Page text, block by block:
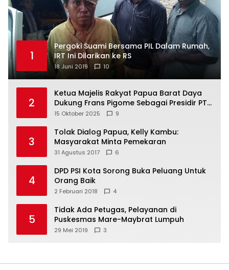
1
Pergoki Suami Bersama PIL Dalam Rumah,
IRT Ini Dilarikan ke RS
18 Juni 2019 10
2
Ketua Majelis Rakyat Papua Barat Daya
Dukung Frans Pigome Sebagai Presidir PT
Freeport Indonesia
15 Oktober 2025 9
3
Tolak Dialog Papua, Kelly Kambu:
Masyarakat Minta Pemekaran
31 Agustus 2017 6
4
DPD PSI Kota Sorong Buka Peluang Untuk
Orang Baik
2 Februari 2018 4
5
Tidak Ada Petugas, Pelayanan di
Puskesmas Mare-Maybrat Lumpuh
29 Mei 2019 3